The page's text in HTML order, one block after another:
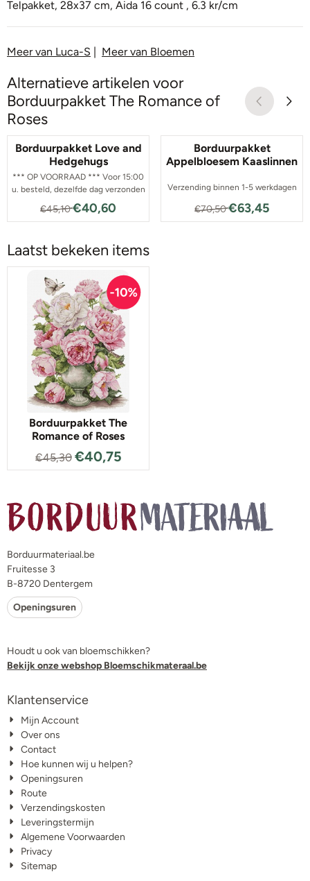
Telpakket, 28x37 cm, Aida 16 count , 6.3 kr/cm
Meer van Luca-S Meer van Bloemen
Alternatieve artikelen voor
Borduurpakket The Romance of
Roses
Borduurpakket Love and
Hedgehugs
*** OP VOORRAAD *** Voor 15:00
u. besteld, dezelfde dag verzonden
Van 45,10 voor 40,60
€45,10€40,60
Borduurpakket
Appelbloesem Kaaslinnen
Verzending binnen 1-5 werkdagen
Van 70,50 voor
€70,50€63,45
Laatst bekeken items
Borduurpakket The
Romance of Roses
€45,30 €40,75
Borduurmateriaal.be
Fruitesse 3
B-8720 Dentergem
Openingsuren
Houdt u ook van bloemschikken?
Bekijk onze webshop Bloemschikmateraal.be
Klantenservice
Mijn Account
Over ons
Contact
Hoe kunnen wij u helpen?
Openingsuren
Route
Verzendingskosten
Leveringstermijn
Algemene Voorwaarden
Privacy
Sitemap